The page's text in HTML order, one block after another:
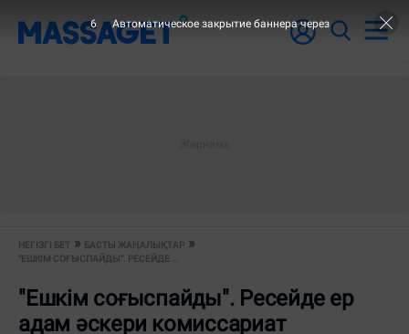
НЕГІЗГІ БЕТ
БАСТЫ ЖАҢАЛЫҚТАР
"ЕШКІМ СОҒЫСПАЙДЫ". РЕСЕЙДЕ...
"Ешкім соғыспайды". Ресейде ер
адам әскери комиссариат
5 Автоматическое закрытие баннера через